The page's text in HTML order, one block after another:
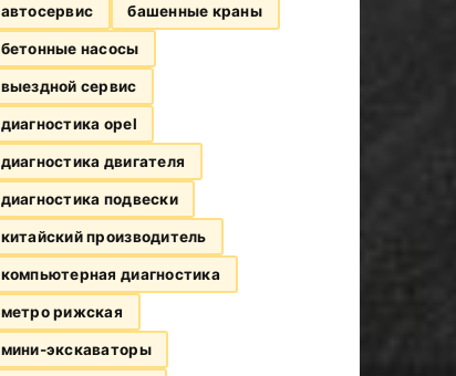
автосервис башенные краны
бетонные насосы
выездной сервис
диагностика opel
диагностика двигателя
диагностика подвески
китайский производитель
компьютерная диагностика
метро рижская
мини-экскаваторы